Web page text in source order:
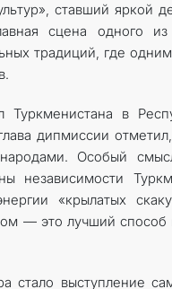
ставший яркой
сцена одного
традиций, где
в
дипмиссии
Особый
независимости
«крылатых
— это лучший
выступление